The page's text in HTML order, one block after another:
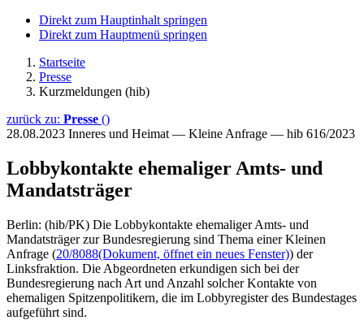
Direkt zum Hauptinhalt springen
Direkt zum Hauptmenü springen
Startseite
Presse
Kurzmeldungen (hib)
zurück zu: Presse ()
28.08.2023 Inneres und Heimat — Kleine Anfrage — hib 616/2023
Lobbykontakte ehemaliger Amts- und
Mandatsträger
Berlin: (hib/PK) Die Lobbykontakte ehemaliger Amts- und
Mandatsträger zur Bundesregierung sind Thema einer Kleinen
Anfrage (20/8088(Dokument, öffnet ein neues Fenster)) der
Linksfraktion. Die Abgeordneten erkundigen sich bei der
Bundesregierung nach Art und Anzahl solcher Kontakte von
ehemaligen Spitzenpolitikern, die im Lobbyregister des Bundestages
aufgeführt sind.